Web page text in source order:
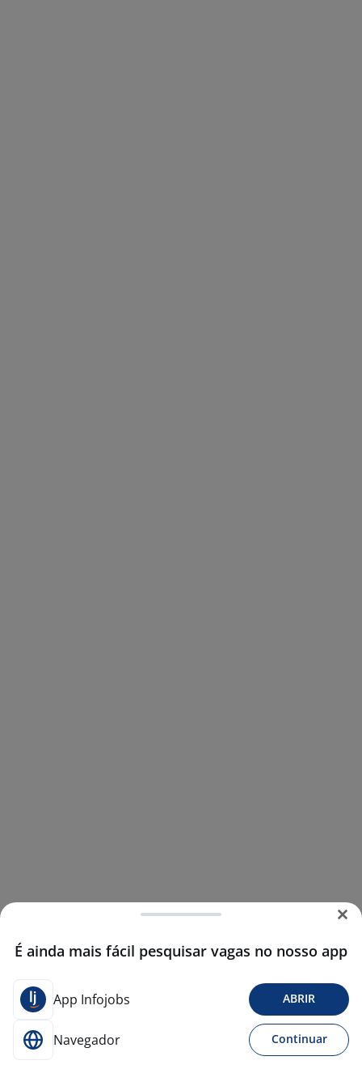
É ainda mais fácil pesquisar vagas no nosso app
App Infojobs ABRIR
Navegador Continuar